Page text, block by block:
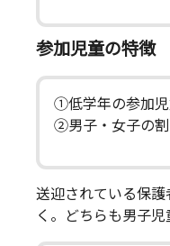
参加児童の特徴
①低学年の参加児
②男子・女子の割
送迎されている保
く。どちらも男子児